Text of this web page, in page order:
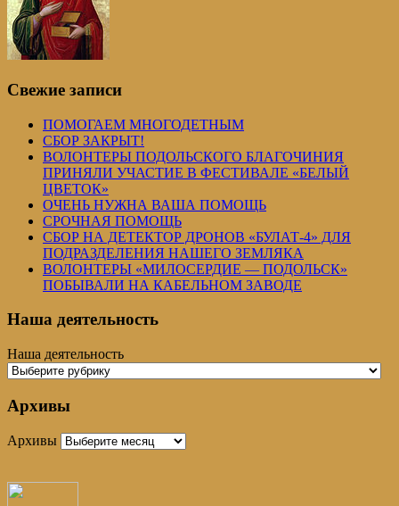
Свежие записи
ПОМОГАЕМ МНОГОДЕТНЫМ
СБОР ЗАКРЫТ!
ВОЛОНТЕРЫ ПОДОЛЬСКОГО БЛАГОЧИНИЯ
ПРИНЯЛИ УЧАСТИЕ В ФЕСТИВАЛЕ «БЕЛЫЙ
ЦВЕТОК»
ОЧЕНЬ НУЖНА ВАША ПОМОЩЬ
СРОЧНАЯ ПОМОЩЬ
СБОР НА ДЕТЕКТОР ДРОНОВ «БУЛАТ-4» ДЛЯ
ПОДРАЗДЕЛЕНИЯ НАШЕГО ЗЕМЛЯКА
ВОЛОНТЕРЫ «МИЛОСЕРДИЕ — ПОДОЛЬСК»
ПОБЫВАЛИ НА КАБЕЛЬНОМ ЗАВОДЕ
Наша деятельность
Наша деятельность
Архивы
Архивы